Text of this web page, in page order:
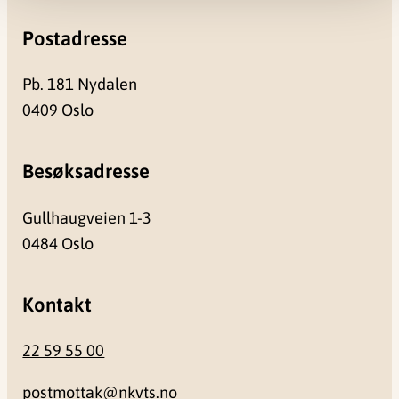
Postadresse
Pb. 181 Nydalen
0409 Oslo
Besøksadresse
Gullhaugveien 1-3
0484 Oslo
Kontakt
22 59 55 00
postmottak@nkvts.no